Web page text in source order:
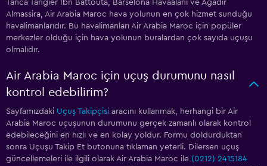
Tanca Tangier Ibn Battouta, Barselona Havaalanı ve Agadir
Almassira, Air Arabia Maroc hava yolunun en çok hizmet sunduğu
havalimanlarıdır. Bu havalimanları Air Arabia Maroc için popüler
merkezler olduğu için hava yolunun buralardan çok sayıda uçuşu
olmalıdır.
Air Arabia Maroc için uçuş durumunu nasıl
kontrol edebilirim?
Sayfamızdaki Uçuş Takipçisi aracını kullanmak, herhangi bir Air
Arabia Maroc uçuşunun durumunu gerçek zamanlı olarak kontrol
edebileceğini en hızlı ve en kolay yoldur. Formu doldurduktan
sonra Uçuşu Takip Et butonuna tıklaman yeterli. Dilersen uçuş
güncellemeleri ile ilgili olarak Air Arabia Maroc ile (0212) 2415184